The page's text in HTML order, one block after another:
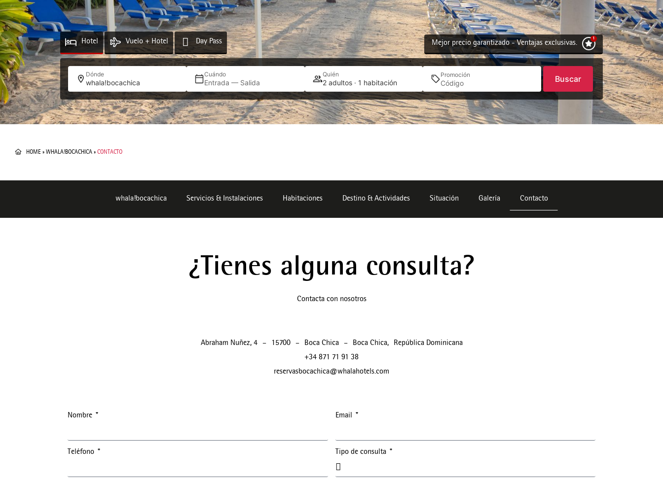
Hotel Vuelo + Hotel Day Pass Mejor precio garantizado - Ventajas exclusivas.
Dónde
whala!bocachica
Cuándo
Entrada — Salida
Quién
2 adultos · 1 habitación
Promoción Buscar
HOME » WHALA!BOCACHICA » CONTACTO
whala!bocachica Servicios & Instalaciones Habitaciones Destino & Actividades Situación Galería Contacto
¿Tienes alguna consulta?
Contacta con nosotros
Abraham Nuñez, 4 – 15700 – Boca Chica – Boca Chica,
República Dominicana
+34 871 71 91 38
reservasbocachica@whalahotels.com
Nombre Email
Teléfono Tipo de consulta